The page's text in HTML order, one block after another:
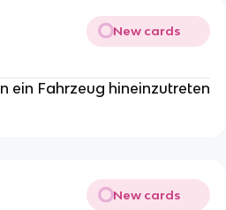
New cards
ein Fahrzeug hineinzutreten
New cards